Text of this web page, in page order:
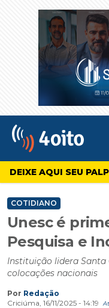
4oito
DEIXE AQUI SEU
COTIDIANO
Unesc é
Pesquisa e
Instituição lidera
colocações nacionais
Por Redação
Criciúma, 16/11/2025 - 14:19